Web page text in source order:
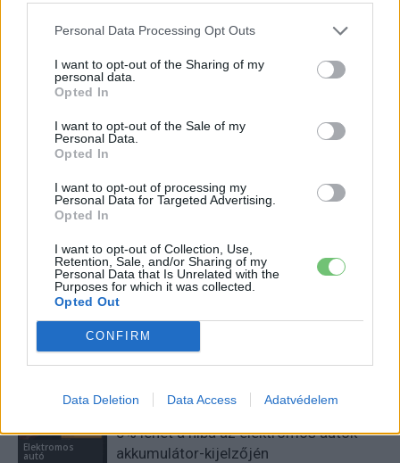
Personal Data Processing Opt Outs
I want to opt-out of the Sharing of my
personal data.
Opted In
I want to opt-out of the Sale of my
Personal Data.
Opted In
I want to opt-out of processing my
Personal Data for Targeted Advertising.
Opted In
I want to opt-out of Collection, Use,
Retention, Sale, and/or Sharing of my
Personal Data that Is Unrelated with the
Purposes for which it was collected.
Opted Out
CONFIRM
Data Deletion Data Access Adatvédelem
e-cars.hu
Érdekelnek a legfrissebb hírek az e-autók világából, vagy
foglalkoztatnak a legújabb fejlesztések az elektromosság és a
fenntarthatóság területén? Akkor jó helyen jársz!
KAPCSOLÓDÓ CIKKEK TÖBB A SZERZŐTŐL
Elektromos
autó
Kína szigorú határt szabott: legfeljebb
5% lehet a hiba az elektromos autók
akkumulátor-kijelzőjén